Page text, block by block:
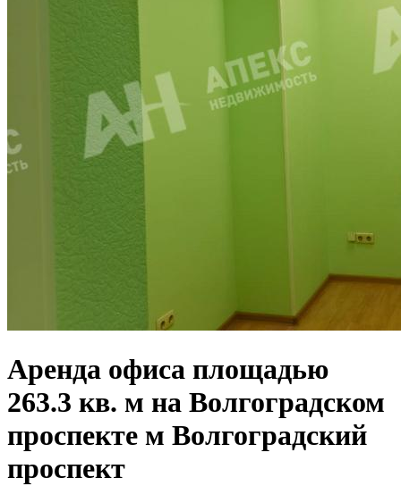
Аренда офиса площадью
263.3 кв. м на Волгоградском
проспекте м Волгоградский
проспект